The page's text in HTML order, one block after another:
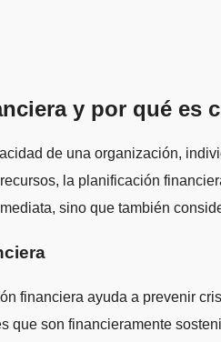
y por qué es
de una organización,
la planificación
sino que también
financiera ayuda a prevenir
que son financieramente